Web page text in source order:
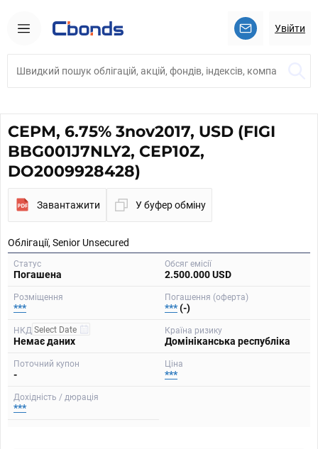
Увійти
CEPM, 6.75% 3nov2017, USD (FIGI
BBG001J7NLY2, CEP10Z,
DO2009928428)
Завантажити У буфер обміну
Облігації, Senior Unsecured
Статус
Погашена
Обсяг емісії
2.500.000 USD
Розміщення
***
Погашення (оферта)
***(-)
НКД
Немає даних
Країна ризику
Домініканська республіка
Поточний купон
-
Ціна
***
Дохідність / дюрація
***